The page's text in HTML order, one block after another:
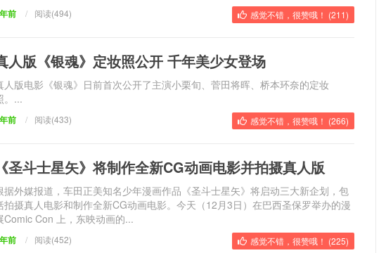
前 / 感觉不错，很赞哦！ (211)
阅读(494)
人版《银魂》定妆照公开 千年美少女登场
人版电影《银魂》日前首次公开了主演小栗旬、菅田将晖、桥本环奈的定妆
。...
前 / 感觉不错，很赞哦！ (266)
阅读(433)
圣斗士星矢》将制作全新CG动画电影并拍摄真人版
据外媒报道，车田正美知名少年漫画作品《圣斗士星矢》将启动三大新企划，包
拍摄真人电影和制作全新CG动画电影。今天（12月3日）在巴西圣保罗举办的漫
Comic Con 上，东映动画的...
前 / 感觉不错，很赞哦！ (225)
阅读(452)